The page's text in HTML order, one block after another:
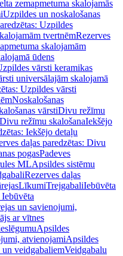
zemapmetuma skalojamās
Uzpildes un noskalošanas
Uzpildes
tvertnēmRezerves
skalojamām
ūdens
vārsti keramikas
universālajām skalojamā
Uzpildes vārsti
Noskalošanas
vārstiDivu režīmu
režīmu skalošanaIekšējo
Iekšējo detaļu
daļas paredzētas: Divu
pogasPadeves
MLApsildes sistēmu
Rezerves daļas
LīkumiTrejgabaliIebūvēta
Iebūvēta
un savienojumi,
ar vītnes
Apsildes
atvienojamiApsildes
veidgabaliemVeidgabalu